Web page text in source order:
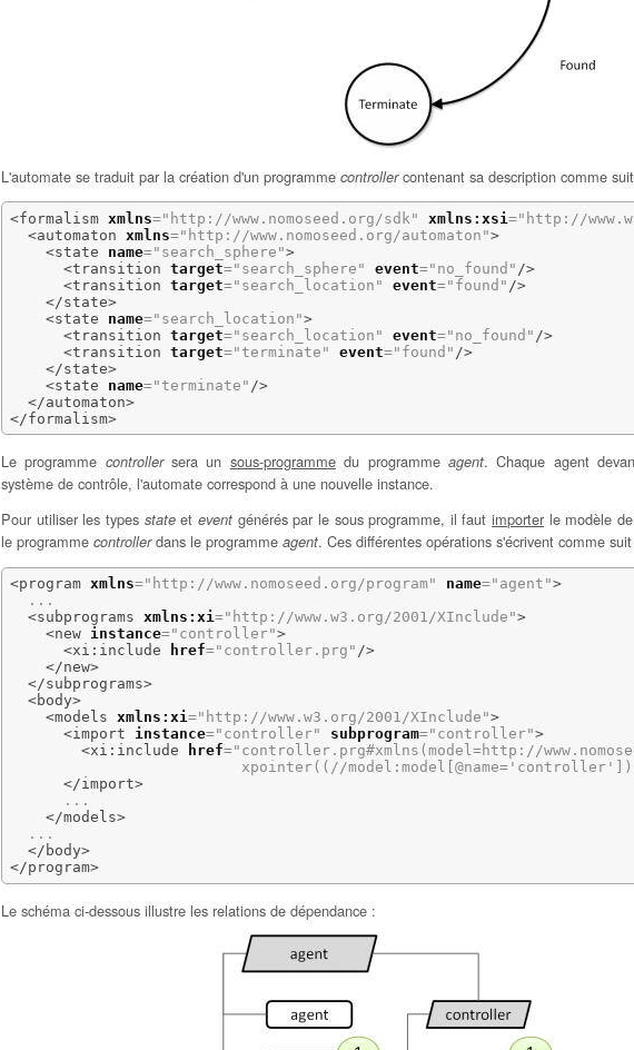
L'automate se traduit par la création d'un programme controllercontenant sa description comme
<formalism xmlns="http://www.nomoseed.org/sdk" xmlns:xsi ="http://www.w3.org/
<automaton xmlns="http://www.nomoseed.org/automaton">
<state
name="search_sphere">
<transition target="search_sphere" event="no_found" />
<transition target="search_location" event="found" />
</state>
<state
name="search_location">
<transition target="search_location" event="no_found" />
<transition target="terminate" event="found" />
</state>
<state
name="terminate" />
</automaton>
</formalism>
Le programme controllersera un sous-programmedu programme agent. Chaque agent
système de contrôle, l'automate correspond à une nouvelle instance.
Pour utiliser les types stateet eventgénérés par le sous programme, il fautimporter le modèle de
le programme controllerdans le programme agent. Ces différentes opérations s'écrivent comme
<program xmlns="http://www.nomoseed.org/program" name="agent">
...
<subprograms xmlns:xi="http://www.w3.org/2001/XInclude">
<new
instance="controller">
<xi:include
href="controller.prg" />
</new>
</subprograms>
<body>
<models xmlns:xi="http://www.w3.org/2001/XInclude">
<import
instance="controller" subprogram="controller">
<xi:include
href="controller.prg#xmlns(model=http://
xpointer((//
</import>
      ...
</models>
  ...
</body>
</program>
Le schéma ci-dessous illustre les relations de dépendance :